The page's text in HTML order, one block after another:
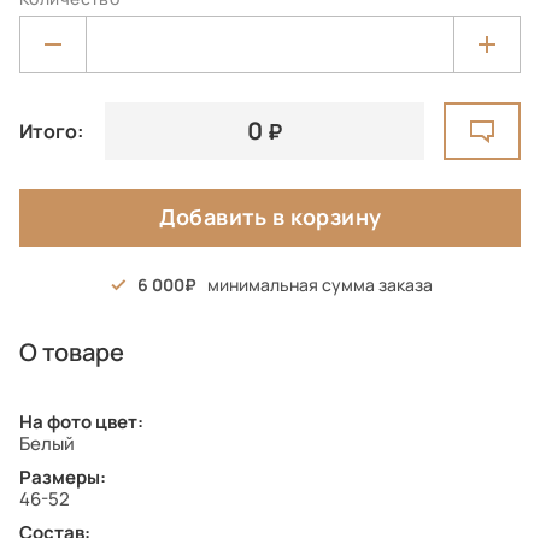
Итого: 0
Добавить в корзину
6 000 минимальная сумма заказа
О товаре
На фото цвет:
Белый
Размеры:
46-52
Состав: